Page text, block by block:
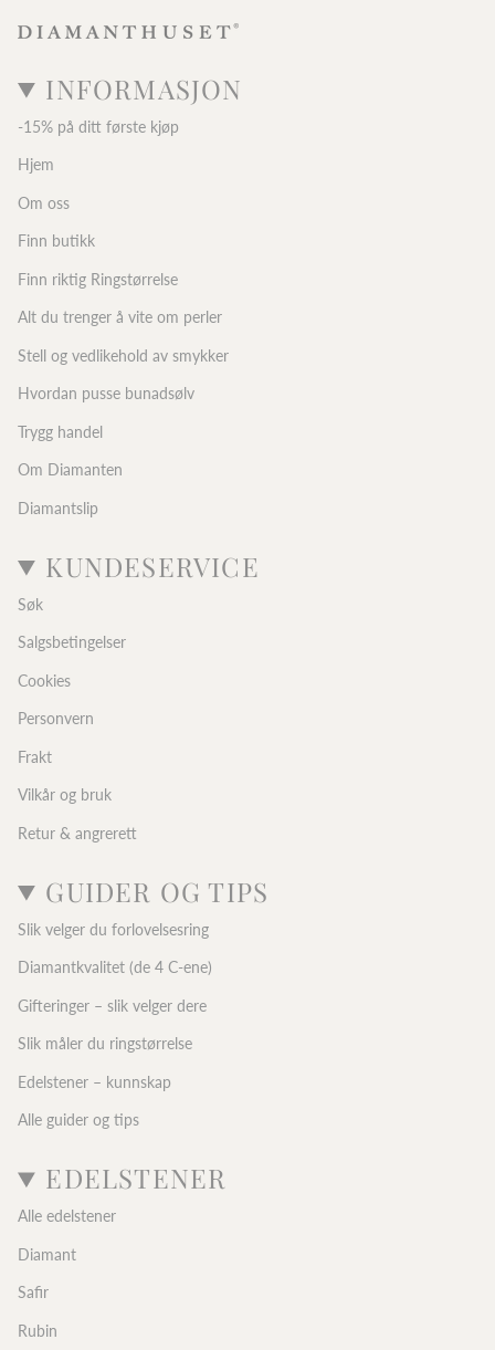
INFORMASJON
-15% på ditt første kjøp
Hjem
Om oss
Finn butikk
Finn riktig Ringstørrelse
Alt du trenger å vite om perler
Stell og vedlikehold av smykker
Hvordan pusse bunadsølv
Trygg handel
Om Diamanten
Diamantslip
KUNDESERVICE
Søk
Salgsbetingelser
Cookies
Personvern
Frakt
Vilkår og bruk
Retur & angrerett
GUIDER OG TIPS
Slik velger du forlovelsesring
Diamantkvalitet (de 4 C-ene)
Gifteringer – slik velger dere
Slik måler du ringstørrelse
Edelstener – kunnskap
Alle guider og tips
EDELSTENER
Alle edelstener
Diamant
Safir
Rubin